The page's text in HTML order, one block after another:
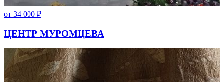
от 34 000 ₽
ЦЕНТР МУРОМЦЕВА